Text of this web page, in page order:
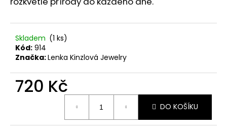
Skladem (1 ks)
Kód: 914
Značka:Lenka Kinzlová Jewelry
720 Kč
DO KOŠÍKU
HLEDAT
D
o
p
o
u